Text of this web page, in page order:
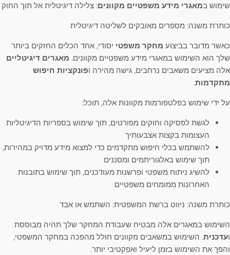
שימוש במאגרי מידע משפטיים מקוונים: צלילה דיגיטלית אל תוך החוק
כותרת משנה: מספרים מאובקים לשליטה דיגיטלית
כאשר מדובר בביצוע מחקר משפטי יסודי, אחד הכלים החזקים ביותר
שלך הוא השימוש במאגרי מידע משפטיים מקוונים. מאגרים דיגיטליים
אלה מציעים משאבים נרחבים, גישה מהירה ופונקציות חיפוש
מתקדמות.
על ידי שימוש בפלטפורמות מקוונות אלה, תוכל:
לגשת לפסיקה וחוקים מפורטים, תוך שימוש בספריות הדיגיטליות
העצומות בקצות אצבעותיך
להשתמש בכלי חיפוש מתקדמים כדי למצוא מידע מדויק במהירות,
תוך שימוש באלגוריתמים ומסננים
להשיג ניתוח משפטי ופרשנות מעודכנים, תוך שימוש בתובנות
האחרונות ממומחים משפטיים
כותרת משנה: ניווט ברשת המשפטית: השתמש או אבד
השימוש במאגרים אלה מבטיח שעבודת המחקר שלך תהיה מבוססת
ועדכנית. השימוש במשאבים מקוונים חולל מהפכה במחקר המשפטי,
והפך את השימוש בזמן ליעיל ואפקטיבי יותר.